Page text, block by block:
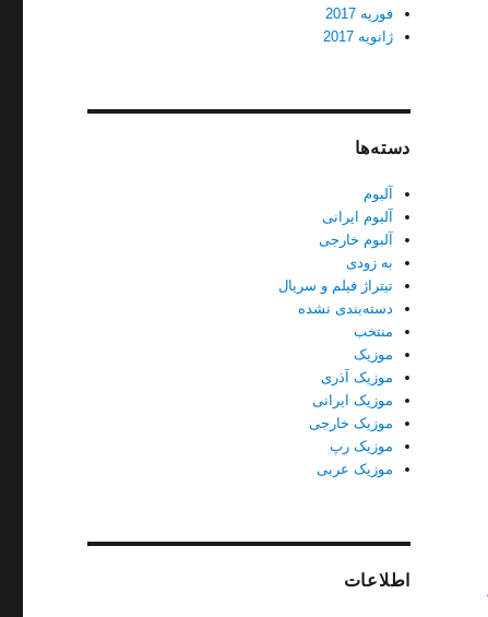
فوریه 2017
ژانویه 2017
دسته‌ها
آلبوم
آلبوم ایرانی
آلبوم خارجی
به زودی
تیتراژ فیلم و سریال
دسته‌بندی نشده
منتخب
موزیک
موزیک آذری
موزیک ایرانی
موزیک خارجی
موزیک رپ
موزیک عربی
اطلاعات